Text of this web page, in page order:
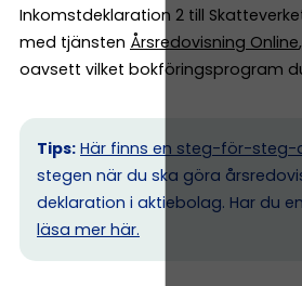
Inkomstdeklaration 2 till
med tjänsten Årsredovisning Online
oavsett vilket bokföringsprogram
Tips: Här finns en steg-för-steg-
stegen när du ska göra
deklaration i aktiebolag. Har du
läsa mer här.